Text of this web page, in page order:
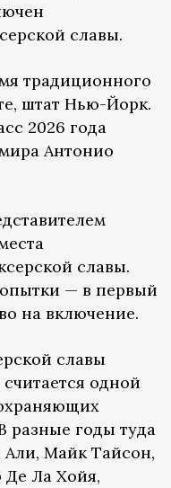
славы.
традиционного
штат Нью-Йорк.
2026 года
Антонио
славы.
— в первый
на включение.
славы
одной
разные годы туда
Майк Тайсон,
Ла Хойя,